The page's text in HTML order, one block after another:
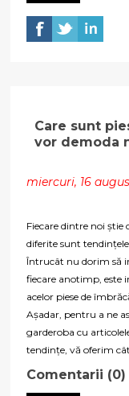
Care sunt
vor demoda
miercuri, 16
Fiecare dintre noi știe
diferite sunt
Întrucât nu dorim să
fiecare anotimp, este
acelor piese de
Așadar, pentru a ne
garderoba cu
tendințe, vă oferim
Comentarii (0)